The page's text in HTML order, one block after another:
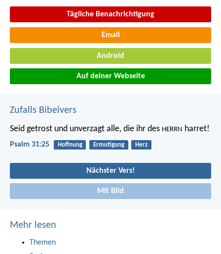
Tägliche Benachrichtigung
Email
Android
Auf deiner Webseite
Zufalls Bibelvers
Seid getrost und unverzagt alle, die ihr des HERRN harret!
Psalm 31:25 Hoffnung Ermutigung Herz
Nächster Vers!
Mit Bild
Mehr lesen
Themen